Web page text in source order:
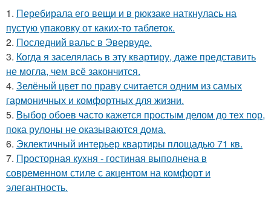
1. Перебирала его вещи и в рюкзаке наткнулась на
пустую упаковку от каких-то таблеток.
2. Последний вальс в Эвервуде.
3. Когда я заселялась в эту квартиру, даже представить
не могла, чем всё закончится.
4. Зелёный цвет по праву считается одним из самых
гармоничных и комфортных для жизни.
5. Выбор обоев часто кажется простым делом до тех пор,
пока рулоны не оказываются дома.
6. Эклектичный интерьер квартиры площадью 71 кв.
7. Просторная кухня - гостиная выполнена в
современном стиле с акцентом на комфорт и
элегантность.